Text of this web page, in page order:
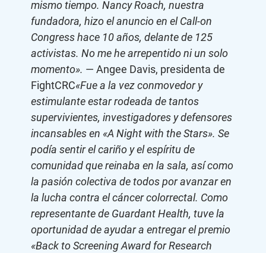
mismo tiempo. Nancy Roach, nuestra
fundadora, hizo el anuncio en el Call-on
Congress hace 10 años, delante de 125
activistas. No me he arrepentido ni un solo
momento». — Angee Davis, presidenta de
FightCRC«Fue a la vez conmovedor y
estimulante estar rodeada de tantos
supervivientes, investigadores y defensores
incansables en «A Night with the Stars». Se
podía sentir el cariño y el espíritu de
comunidad que reinaba en la sala, así como
la pasión colectiva de todos por avanzar en
la lucha contra el cáncer colorrectal. Como
representante de Guardant Health, tuve la
oportunidad de ayudar a entregar el premio
«Back to Screening Award for Research